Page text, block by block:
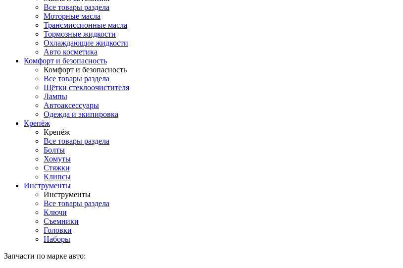
Все товары раздела
Моторные масла
Трансмиссионные масла
Тормозные жидкости
Охлаждающие жидкости
Авто косметика
Комфорт и безопасность
Комфорт и безопасность
Все товары раздела
Щётки стеклоочистителя
Лампы
Автоаксессуары
Одежда и экипировка
Крепёж
Крепёж
Все товары раздела
Болты
Хомуты
Стяжки
Клипсы
Инструменты
Инструменты
Все товары раздела
Ключи
Съемники
Головки
Наборы
Запчасти по марке авто: